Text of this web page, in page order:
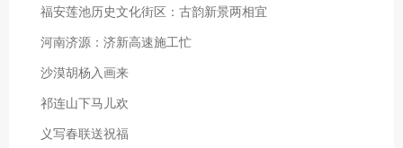
福安莲池历史文化街区：古韵新景两相宜
河南济源：济新高速施工忙
沙漠胡杨入画来
祁连山下马儿欢
义写春联送祝福